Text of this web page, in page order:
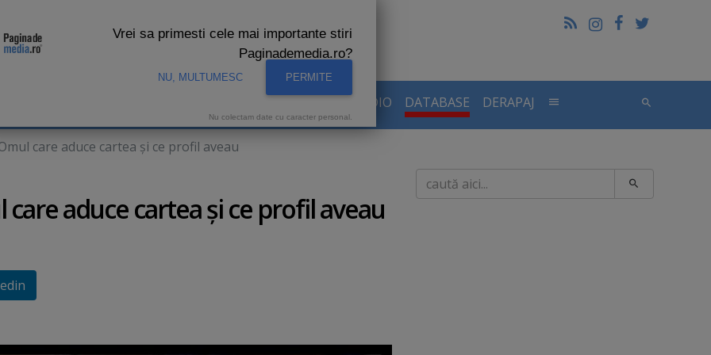
AUDIENTE RADIO DATABASE DERAPAJ
care aduce cartea şi ce profil aveau
aduce cartea şi ce profil aveau
Caută
Vrei sa primesti cele mai importante stiri
Paginademedia.ro?
NU, MULTUMESC PERMITE
Nu colectam date cu caracter personal.